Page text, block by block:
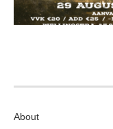
About